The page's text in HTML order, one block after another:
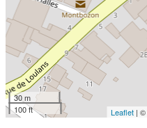
30 m
100 ft
Leaflet| ©